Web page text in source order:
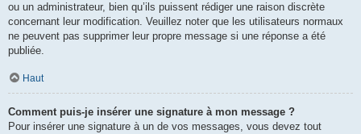
ou un administrateur, bien qu’ils puissent rédiger une raison discrète
concernant leur modification. Veuillez noter que les utilisateurs normaux
ne peuvent pas supprimer leur propre message si une réponse a été
publiée.
Haut
Comment puis-je insérer une signature à mon message ?
Pour insérer une signature à un de vos messages, vous devez tout